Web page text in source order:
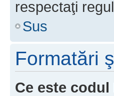
respectaţi
Sus
Formatări
Ce este codul